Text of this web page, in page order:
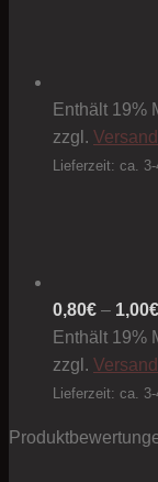
Enthält 19%
zzgl. Versand
Lieferzeit: ca.
0,80€ – 1,00€
Enthält 19%
zzgl. Versand
Lieferzeit: ca.